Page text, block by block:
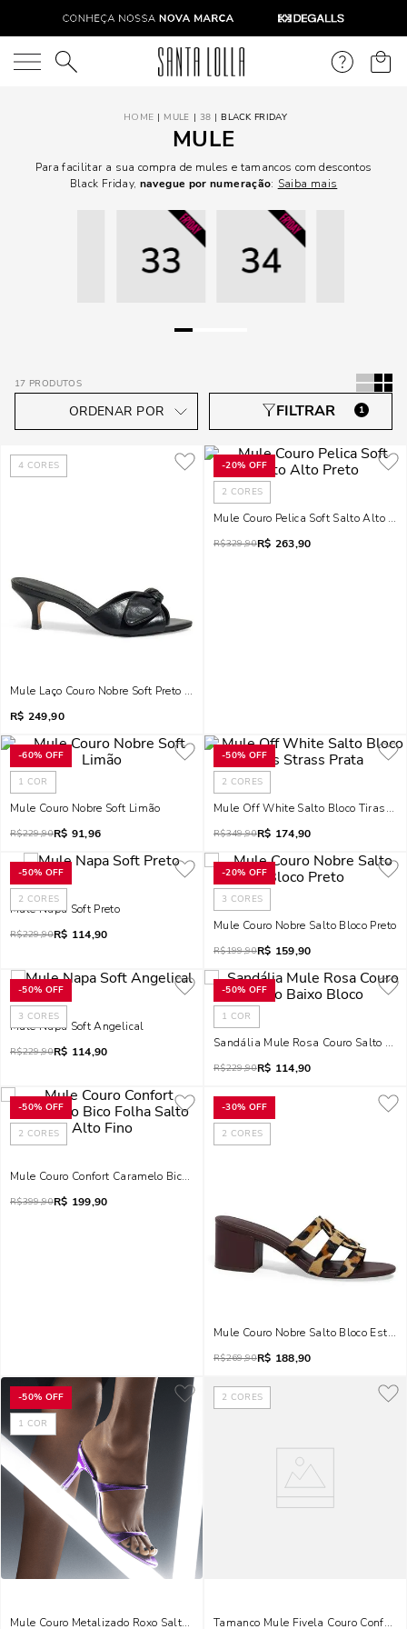
O que você está procurando?
MULE 38 BLACK FRIDAY
MULE
Para facilitar a sua compra de mules e tamancos com descontos
Black Friday, navegue por numeração: Saiba mais
17 PRODUTOS
1
4 CORES
Mule Laço Couro Nobre Soft Preto Salto Baixo Fino
R$ 249,90
-20% OFF
2 CORES
Mule Couro Pelica Soft Salto Alto
R$329,90R$ 263,90
-60% OFF
1 COR
Mule Couro Nobre Soft Limão
R$229,90R$ 91,96
-50% OFF
2 CORES
Mule Off White Salto Bloco Tiras
R$349,90R$ 174,90
-50% OFF
2 CORES
Mule Napa Soft Preto
R$229,90R$ 114,90
-20% OFF
3 CORES
Mule Couro Nobre Salto Bloco Preto
R$199,90R$ 159,90
-50% OFF
3 CORES
Mule Napa Soft Angelical
R$229,90R$ 114,90
-50% OFF
1 COR
Sandália Mule Rosa Couro Salto
R$229,90R$ 114,90
-50% OFF
2 CORES
Mule Couro Confort Caramelo Bico Folha Salto Alto Fino
R$399,90R$ 199,90
-30% OFF
2 CORES
Mule Couro Nobre Salto Bloco
R$269,90R$ 188,90
-50% OFF
1 COR
Mule Couro Metalizado Roxo Salto Fino
2 CORES
Tamanco Mule Fivela Couro Confort